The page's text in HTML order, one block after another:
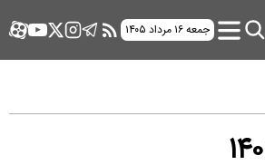
جمعه ۱۶ مرداد ۱۴۰۵